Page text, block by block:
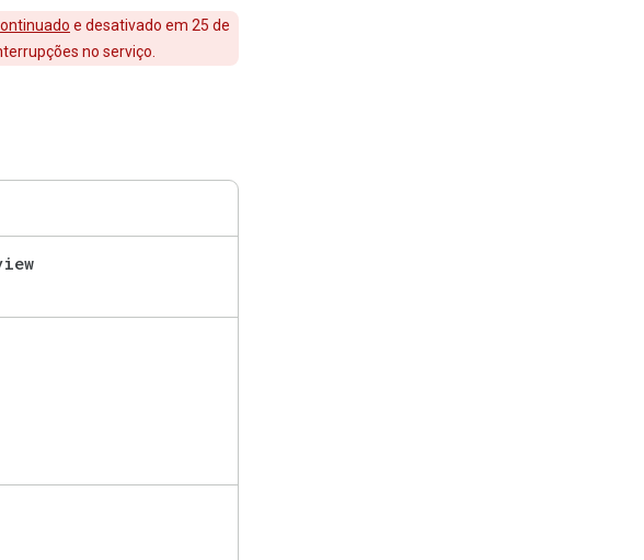
e desativado em 25 de
no serviço.